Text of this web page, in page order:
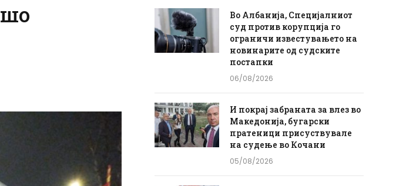
Во Албанија, Специјалниот
суд против корупција го
ограничи известувањето на
новинарите од судските
постапки
06/08/2026
И покрај забраната за влез во
Македонија, бугарски
пратеници присуствувале
на судење во Кочани
05/08/2026